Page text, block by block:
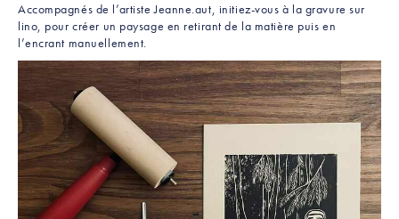
Accompagnés de l’artiste Jeanne.aut, initiez-vous à la gravure sur
lino, pour créer un paysage en retirant de la matière puis en
l’encrant manuellement.